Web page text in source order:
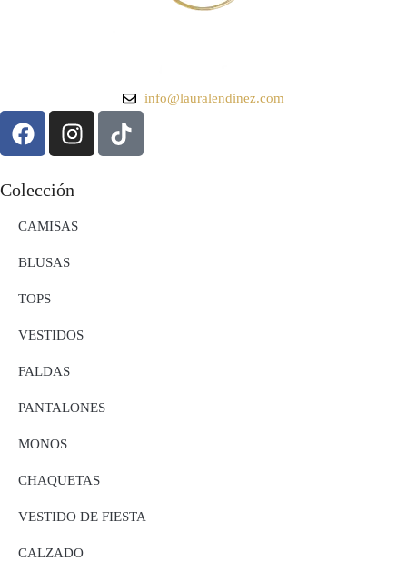
info@lauralendinez.com
Colección
CAMISAS
BLUSAS
TOPS
VESTIDOS
FALDAS
PANTALONES
MONOS
CHAQUETAS
VESTIDO DE FIESTA
CALZADO